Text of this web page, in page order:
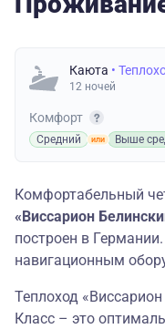
Каюта •
12 ночей
Комфорт
Средний Выше
Комфортабельный
«Виссарион
построен в
навигационным
Теплоход
Класс – это